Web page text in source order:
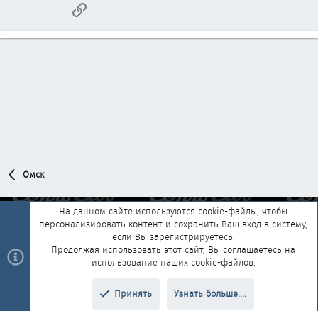
Ссылка
Омск
Обратная связь
Условия и правила
Политика конфиденциальности
Помощь Главная
R
add-ons by ThemeHouse Перевод от Jumuro®
На данном сайте используются cookie-файлы, чтобы
персонализировать контент и сохранить Ваш вход в систему,
если Вы зарегистрируетесь.
Продолжая использовать этот сайт, Вы соглашаетесь на
использование наших cookie-файлов.
Принять Узнать больше....